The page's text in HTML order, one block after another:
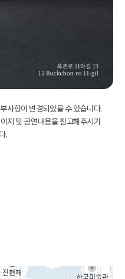
사항이 변경되었을 수 있습니다.
지 및 공연내용을 참고해주시기
.